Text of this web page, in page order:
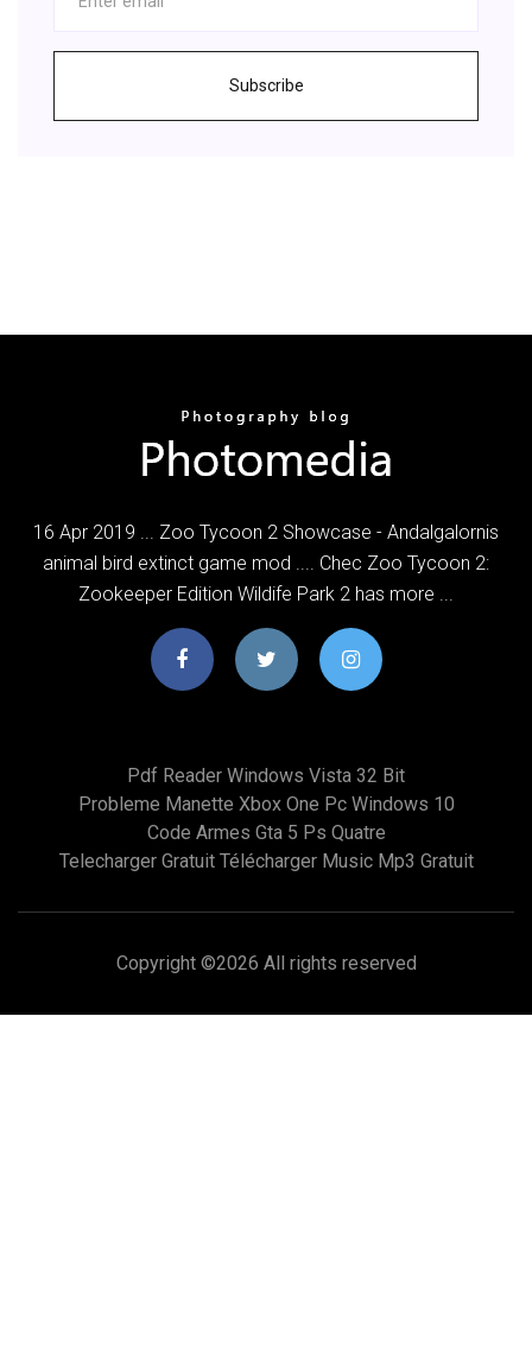
Subscribe
16 Apr 2019 ... Zoo Tycoon 2 Showcase - Andalgalornis
animal bird extinct game mod .... Chec Zoo Tycoon 2:
Zookeeper Edition Wildife Park 2 has more ...
Pdf Reader Windows Vista 32 Bit
Probleme Manette Xbox One Pc Windows 10
Code Armes Gta 5 Ps Quatre
Telecharger Gratuit Télécharger Music Mp3 Gratuit
Copyright ©2026 All rights reserved